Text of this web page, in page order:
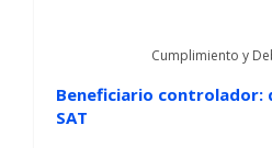
Cumplimiento y
Beneficiario controlador:
SAT